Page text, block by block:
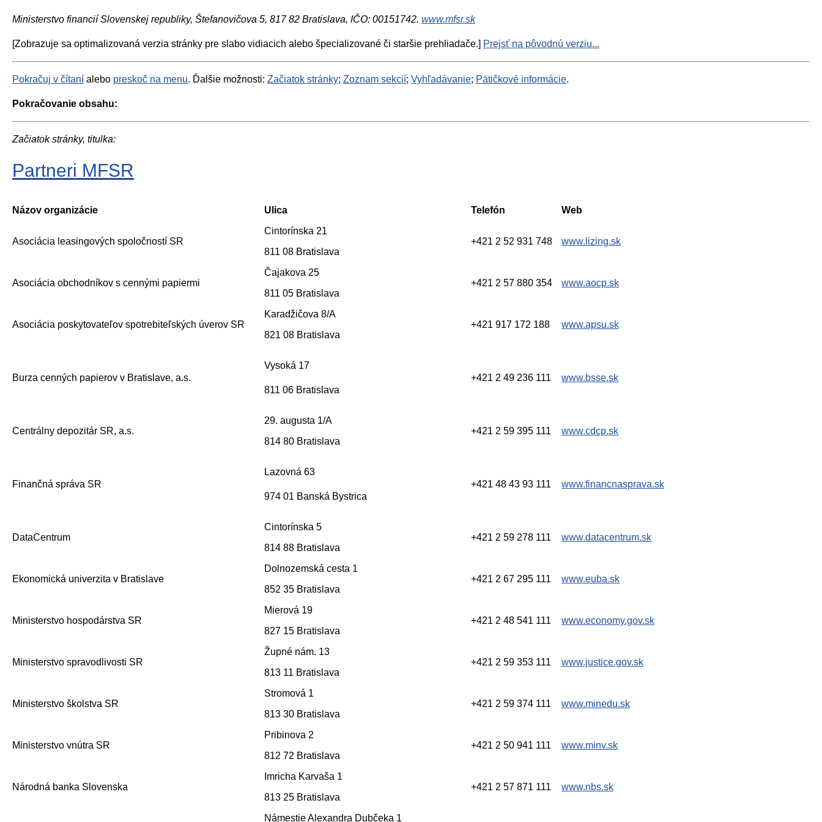
Ministerstvo financií Slovenskej republiky, Štefanovičova 5, 817 82 Bratislava, IČO: 00151742. www.mfsr.sk
[Zobrazuje sa optimalizovaná verzia stránky pre slabo vidiacich alebo špecializované či staršie prehliadače.] Prejsť na pôvodnú verziu...
Pokračuj v čítaní alebo preskoč na menu. Ďalšie možnosti: Začiatok stránky; Zoznam sekcií; Vyhľadávanie; Pätičkové informácie.
Pokračovanie obsahu:
Začiatok stránky, titulka:
Partneri MFSR
Názov organizácie Ulica Telefón Web
Asociácia leasingových spoločností SR
Cintorínska 21
+421 2 52 931 748
www.lizing.sk
811 08 Bratislava
Asociácia obchodníkov s cennými papiermi
Čajakova 25
+421 2 57 880 354
www.aocp.sk
811 05 Bratislava
Asociácia poskytovateľov spotrebiteľských úverov SR
Karadžičova 8/A
+421 917 172 188
www.apsu.sk
821 08 Bratislava
Burza cenných papierov v Bratislave, a.s.
Vysoká 17
811 06 Bratislava
+421 2 49 236 111 www.bsse.sk
Centrálny depozitár SR, a.s.
29. augusta 1/A
+421 2 59 395 111
www.cdcp.sk
814 80 Bratislava
Finančná správa SR
Lazovná 63
974 01 Banská Bystrica
+421 48 43 93 111 www.financnasprava.sk
DataCentrum
Cintorínska 5
+421 2 59 278 111
www.datacentrum.sk
814 88 Bratislava
Ekonomická univerzita v Bratislave
Dolnozemská cesta 1
+421 2 67 295 111
www.euba.sk
852 35 Bratislava
Ministerstvo hospodárstva SR
Mierová 19
+421 2 48 541 111
www.economy.gov.sk
827 15 Bratislava
Ministerstvo spravodlivosti SR
Župné nám. 13
+421 2 59 353 111
www.justice.gov.sk
813 11 Bratislava
Ministerstvo školstva SR
Stromová 1
+421 2 59 374 111
www.minedu.sk
813 30 Bratislava
Ministerstvo vnútra SR
Pribinova 2
+421 2 50 941 111
www.minv.sk
812 72 Bratislava
Národná banka Slovenska
Imricha Karvaša 1
+421 2 57 871 111
www.nbs.sk
813 25 Bratislava
Námestie Alexandra Dubčeka 1